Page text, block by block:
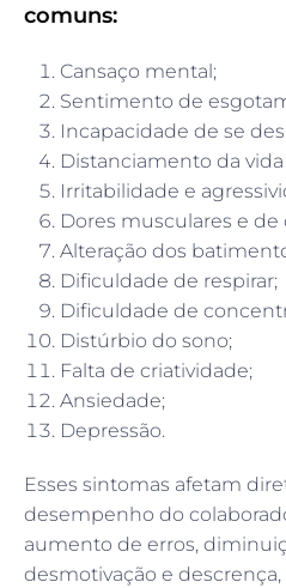
comuns:
Cansaço mental;
Sentimento de
Incapacidade de se
Distanciamento da vida
Irritabilidade e
Dores musculares e de
Alteração dos
Dificuldade de respirar;
Dificuldade de
Distúrbio do sono;
Falta de criatividade;
Ansiedade;
Depressão.
Esses sintomas afetam
desempenho do
aumento de erros,
desmotivação e